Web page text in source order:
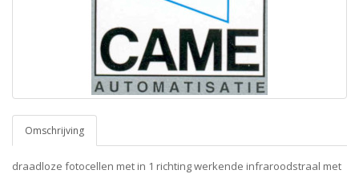
Omschrijving
draadloze fotocellen met in 1 richting werkende infraroodstraal met